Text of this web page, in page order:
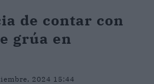
de contar con
grúa en
2024 15:44